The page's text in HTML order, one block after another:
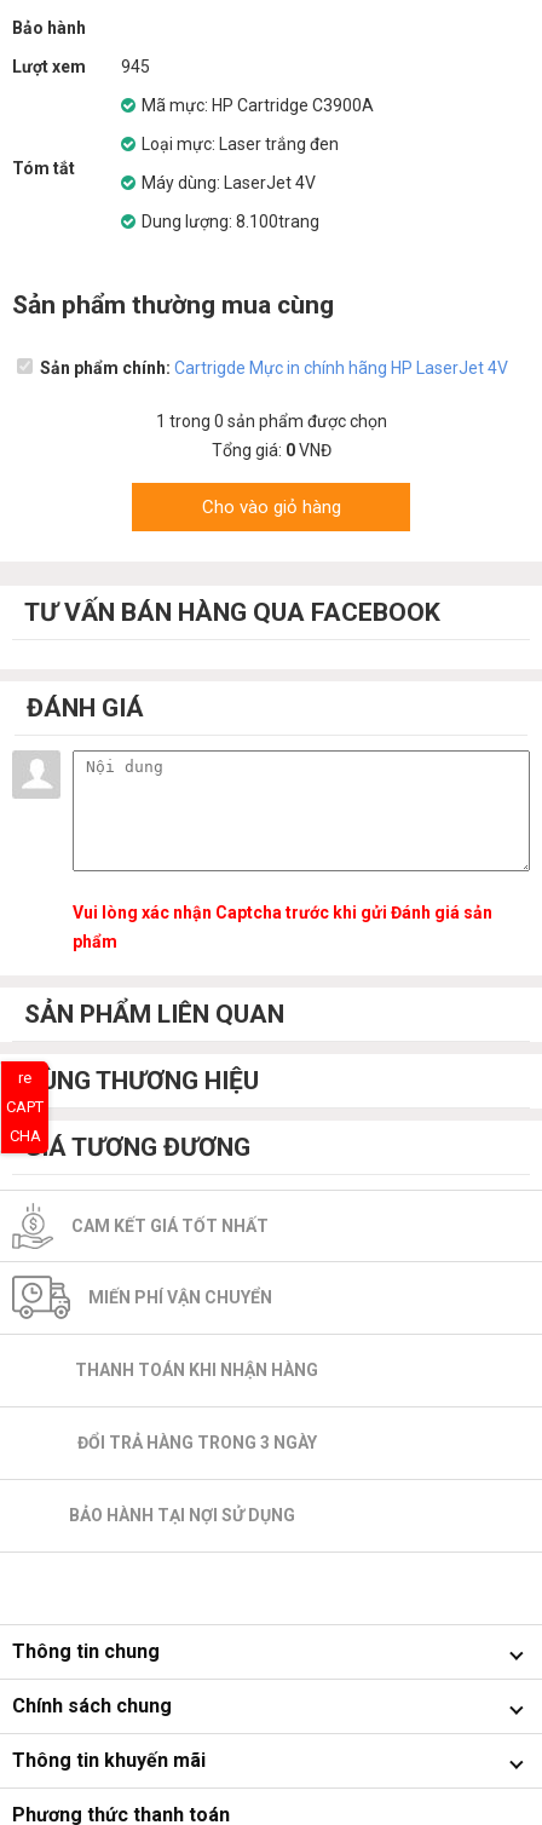
Bảo hành
Lượt xem
945
Tóm tắt
Mã mực: HP Cartridge C3900A
Loại mực: Laser trắng đen
Máy dùng: LaserJet 4V
Dung lượng: 8.100trang
Sản phẩm thường mua cùng
Sản phẩm chính: Cartrigde Mực in chính hãng HP LaserJet 4V
1 trong 0 sản phẩm được chọn
Tổng giá: 0VNĐ
Cho vào giỏ hàng
TƯ VẤN BÁN HÀNG QUA FACEBOOK
ĐÁNH GIÁ
re
CAPT
CHA
Vui lòng xác nhận Captcha trước khi gửi Đánh giá sản
phẩm
SẢN PHẨM LIÊN QUAN
CÙNG THƯƠNG HIỆU
GIÁ TƯƠNG ĐƯƠNG
CAM KẾT GIÁ TỐT NHẤT
MIẾN PHÍ VẬN CHUYỂN
THANH TOÁN KHI NHẬN HÀNG
ĐỔI TRẢ HÀNG TRONG 3 NGÀY
BẢO HÀNH TẠI NỢI SỬ DỤNG
Thông tin chung
Chính sách chung
Thông tin khuyến mãi
Phương thức thanh toán